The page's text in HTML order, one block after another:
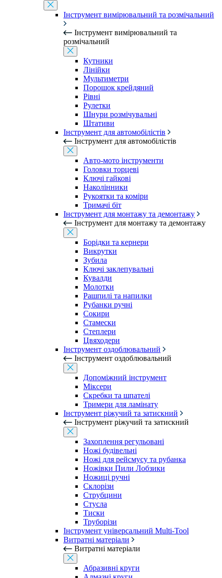
Інструмент вимірювальний та розмічальний
Інструмент вимірювальний та
розмічальний
Кутники
Лінійки
Мультиметри
Порошок крейдяний
Рівні
Рулетки
Шнури розмічувальні
Штативи
Інструмент для автомобілістів
Інструмент для автомобілістів
Авто-мото інструменти
Головки торцеві
Ключі гайкові
Наколінники
Рукоятки та коміри
Тримачі біт
Інструмент для монтажу та демонтажу
Інструмент для монтажу та демонтажу
Борідки та кернери
Викрутки
Зубила
Ключі заклепувальні
Кувалди
Молотки
Рашпилі та напилки
Рубанки ручні
Сокири
Стамески
Степлери
Цвяходери
Інструмент оздоблювальний
Інструмент оздоблювальний
Допоміжний інструмент
Міксери
Скребки та шпателі
Тримери для ламінату
Інструмент ріжучий та затискний
Інструмент ріжучий та затискний
Захоплення регульовані
Ножі будівельні
Ножі для рейсмусу та рубанка
Ножівки Пили Лобзики
Ножиці ручні
Склорізи
Струбцини
Стусла
Тиски
Труборізи
Інструмент універсальний Multi-Tool
Витратні матеріали
Витратні матеріали
Абразивні круги